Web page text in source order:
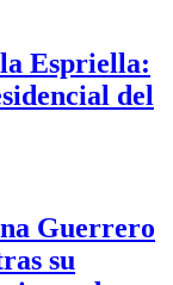
Espriella:
del
Guerrero
su